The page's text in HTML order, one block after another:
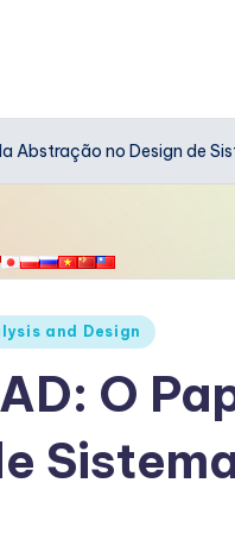
Abstração no Design de
and Design
O